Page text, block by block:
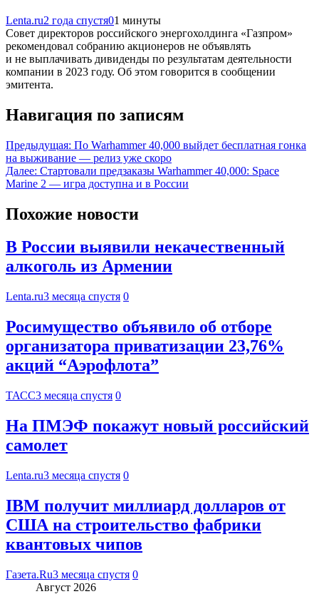
Lenta.ru2 года спустя01 минуты
Совет директоров российского энергохолдинга «Газпром»
рекомендовал собранию акционеров не объявлять
и не выплачивать дивиденды по результатам деятельности
компании в 2023 году. Об этом говорится в сообщении
эмитента.
Навигация по записям
Предыдущая: По Warhammer 40,000 выйдет бесплатная гонка
на выживание — релиз уже скоро
Далее: Стартовали предзаказы Warhammer 40,000: Space
Marine 2 — игра доступна и в России
Похожие новости
В России выявили некачественный
алкоголь из Армении
Lenta.ru3 месяца спустя 0
Росимущество объявило об отборе
организатора приватизации 23,76%
акций “Аэрофлота”
ТАСС3 месяца спустя 0
На ПМЭФ покажут новый российский
самолет
Lenta.ru3 месяца спустя 0
IBM получит миллиард долларов от
США на строительство фабрики
квантовых чипов
Газета.Ru3 месяца спустя 0
Август 2026